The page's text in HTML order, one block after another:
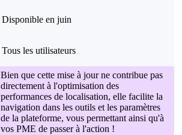
Disponible en juin
Tous les utilisateurs
Bien que cette mise à jour ne contribue pas
directement à l'optimisation des
performances de localisation, elle facilite la
navigation dans les outils et les paramètres
de la plateforme, vous permettant ainsi qu'à
vos PME de passer à l'action !